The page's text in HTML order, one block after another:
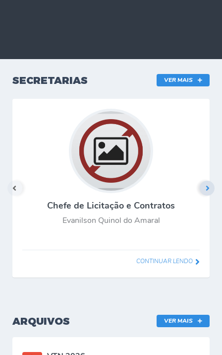
SECRETARIAS VER MAIS
Chefe de Licitação e Contratos
Evanilson Quinol do Amaral
CONTINUAR LENDO
ARQUIVOS VER MAIS